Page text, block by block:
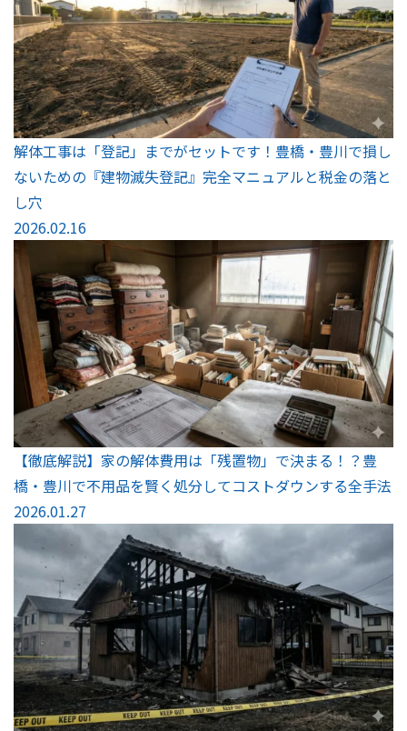
解体工事は「登記」までがセットです！豊橋・豊川で損し
ないための『建物滅失登記』完全マニュアルと税金の落と
し穴
2026.02.16
【徹底解説】家の解体費用は「残置物」で決まる！？豊
橋・豊川で不用品を賢く処分してコストダウンする全手法
2026.01.27